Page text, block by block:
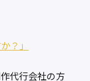
？」
代行会社の方